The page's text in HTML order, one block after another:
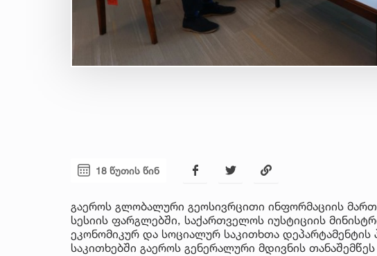
18 წუთის წინ
გაეროს გლობალური გეოსივრცითი ინფორმაციის
სესიის ფარგლებში, საქართველოს იუსტიციის
ეკონომიკურ და სოციალურ საკითხთა
საკითხებში გაეროს გენერალური მდივნის